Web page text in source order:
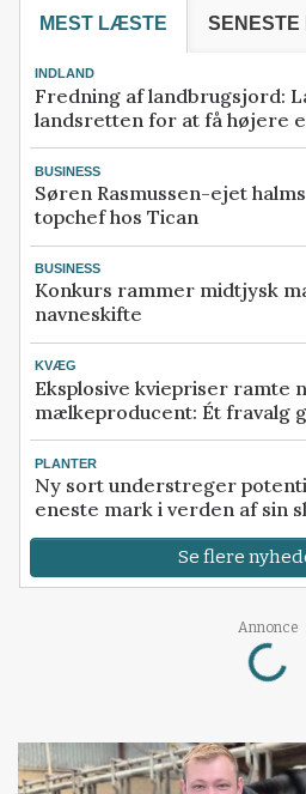
MEST LÆSTE SENESTE
INDLAND
Fredning af landbrugsjord:
landsretten for at få højere
BUSINESS
Søren Rasmussen-ejet
topchef hos Tican
BUSINESS
Konkurs rammer midtjysk
navneskifte
KVÆG
Eksplosive kviepriser ramte
mælkeproducent: Ét fravalg
PLANTER
Ny sort understreger
eneste mark i verden af sin
Se flere
Annonce
Loading...